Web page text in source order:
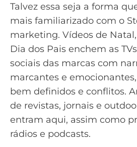
Talvez essa seja a forma
mais familiarizado com o
marketing. Vídeos de Natal
Dia dos Pais enchem as
sociais das marcas com
marcantes e
bem definidos e conflitos.
de revistas, jornais e
entram aqui, assim como
rádios e podcasts.